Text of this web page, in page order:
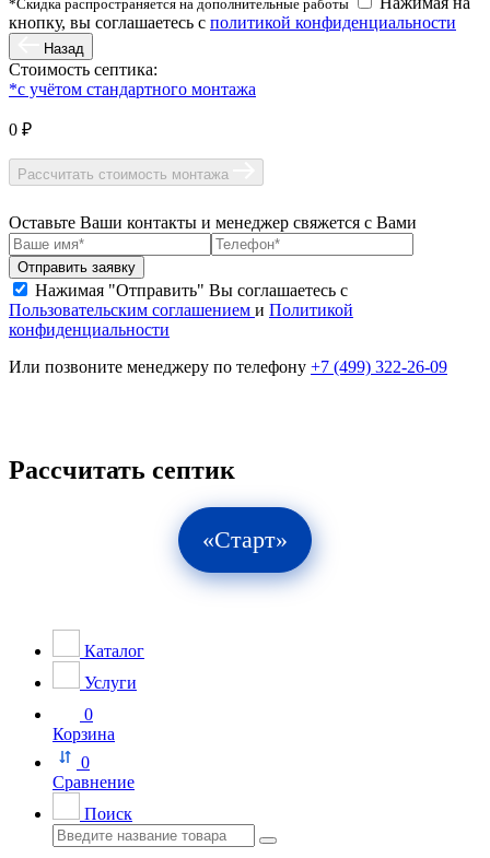
*Скидка распространяется на дополнительные работы
кнопку, вы соглашаетесь с политикой конфиденциальности
Назад
Стоимость септика:
*с учётом стандартного монтажа
0 ₽
Рассчитать стоимость монтажа
Оставьте Ваши контакты и менеджер свяжется с Вами
Нажимая "Отправить" Вы соглашаетесь с
Пользовательским соглашением и Политикой
конфиденциальности
Или позвоните менеджеру по телефону +7 (499) 322-26-09
Рассчитать септик
«Старт»
Каталог
Услуги
0
Корзина
0
Сравнение
Поиск